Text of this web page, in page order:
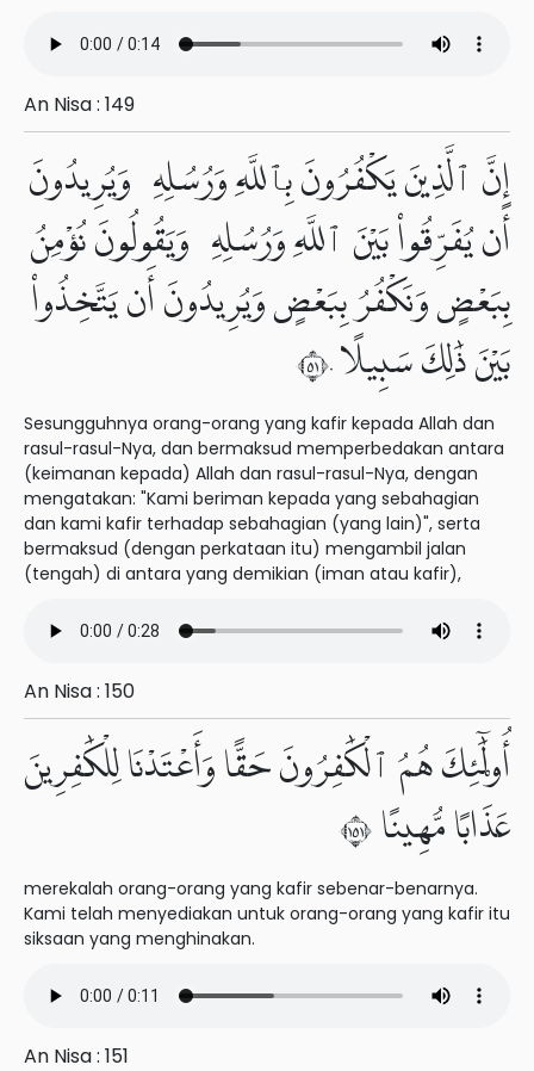
An Nisa : 149
إِنَّ ٱلَّذِينَ يَكْفُرُونَ بِٱللَّهِ وَرُسُلِهِۦ وَيُرِيدُونَ
أَن يُفَرِّقُوا۟ بَيْنَ ٱللَّهِ وَرُسُلِهِۦ وَيَقُولُونَ نُؤْمِنُ
بِبَعْضٍ وَنَكْفُرُ بِبَعْضٍ وَيُرِيدُونَ أَن يَتَّخِذُوا۟
بَيْنَ ذَٰلِكَ سَبِيلًا ١٥٠
Sesungguhnya orang-orang yang kafir kepada Allah dan
rasul-rasul-Nya, dan bermaksud memperbedakan antara
(keimanan kepada) Allah dan rasul-rasul-Nya, dengan
mengatakan: "Kami beriman kepada yang sebahagian
dan kami kafir terhadap sebahagian (yang lain)", serta
bermaksud (dengan perkataan itu) mengambil jalan
(tengah) di antara yang demikian (iman atau kafir),
An Nisa : 150
أُو۟لَٰٓئِكَ هُمُ ٱلْكَٰفِرُونَ حَقًّا وَأَعْتَدْنَا لِلْكَٰفِرِينَ
عَذَابًا مُّهِينًا ١٥١
merekalah orang-orang yang kafir sebenar-benarnya.
Kami telah menyediakan untuk orang-orang yang kafir itu
siksaan yang menghinakan.
An Nisa : 151